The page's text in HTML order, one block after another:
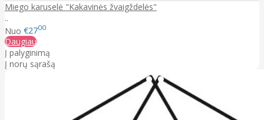
Miego karuselė "Kakavinės žvaigždelės"
..
Nuo €2700
Daugiau
Į palyginimą
Į norų sąrašą